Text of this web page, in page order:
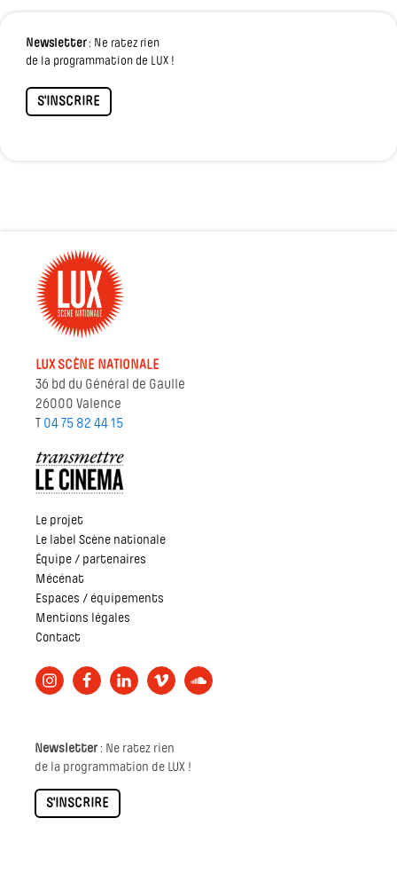
Newsletter: Ne ratez rien
de la programmation de LUX !
S'INSCRIRE
LUX SCÈNE NATIONALE
36 bd du Général de Gaulle
26000 Valence
T 04 75 82 44 15
Le projet
Le label Scène nationale
Équipe / partenaires
Mécénat
Espaces / équipements
Mentions légales
Contact
Newsletter: Ne ratez rien
de la programmation de LUX !
S'INSCRIRE